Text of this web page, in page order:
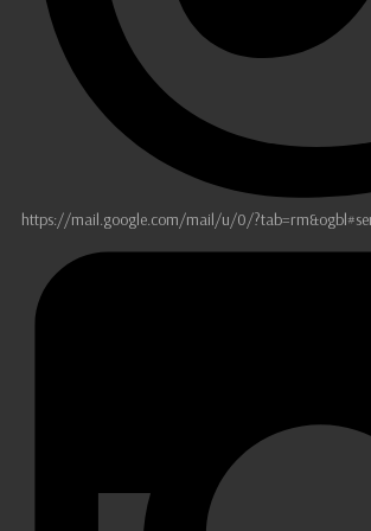
https://mail.google.com/mail/u/0/